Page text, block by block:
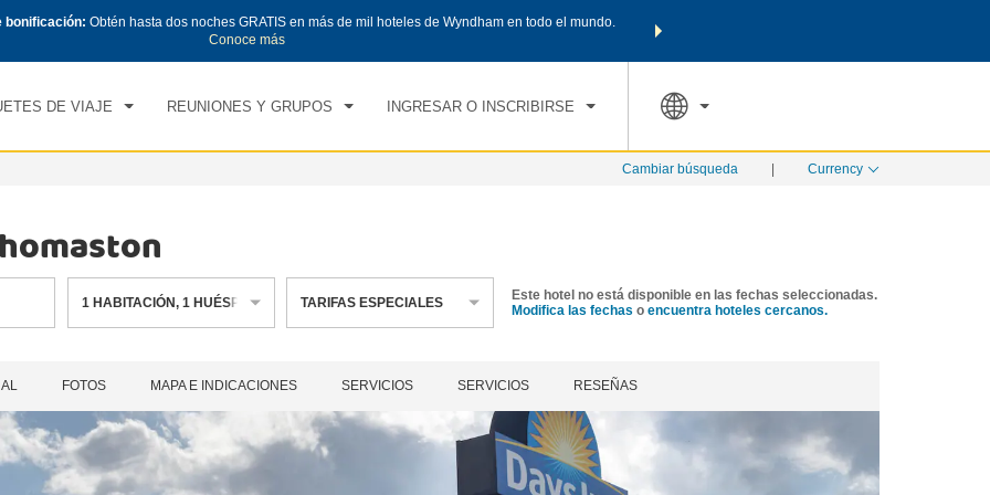
bonificación:Obtén hasta dos noches GRATIS en más de mil hoteles de Wyndham en todo el mundo.
Conoce más
Agrupa tu hotel, vuelos y mucho más con los Paquetes de
DE VIAJE REUNIONES Y GRUPOS INGRESAR O INSCRIBIRSE
IN CHECK OUT
LUN, 10 AGO 2026
TARIFAS ESPECIALES
Cambiar búsqueda Currency
1 HABITACIÓN,1 HUÉSPED TARIFAS ESPECIALES
Este hotel no está disponible en las fechas seleccionadas.
Modifica las fechas o encuentra hoteles cercanos.
FOTOS MAPA E INDICACIONES SERVICIOS SERVICIOS RESEÑAS